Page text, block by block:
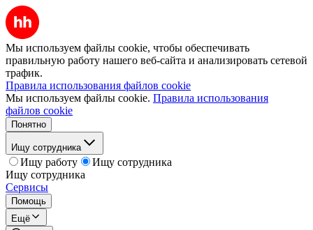
Мы используем файлы cookie, чтобы обеспечивать
правильную работу нашего веб-сайта и анализировать сетевой
трафик.
Правила использования файлов cookie
Мы используем файлы cookie. Правила использования
файлов cookie
Понятно
Ищу сотрудника
Ищу работу
Ищу сотрудника
Ищу сотрудника
Сервисы
Помощь
Ещё